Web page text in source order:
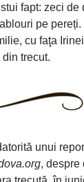
fapt: zeci de
pe
cu faţa
trecut.
unui
, despre